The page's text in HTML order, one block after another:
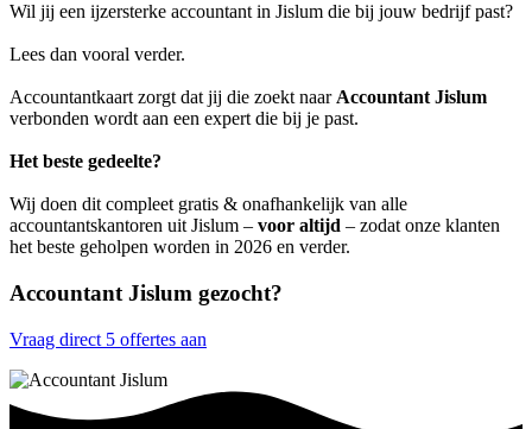
Wil jij een ijzersterke accountant in Jislum die bij jouw bedrijf past?
Lees dan vooral verder.
Accountantkaart zorgt dat jij die zoekt naarAccountant Jislum
verbonden wordt aan een expert die bij je past.
Het beste gedeelte?
Wij doen dit compleet gratis & onafhankelijk van alle
accountantskantoren uit Jislum – voor altijd – zodat onze klanten
het beste geholpen worden in 2026 en verder.
Accountant Jislum gezocht?
Vraag direct 5 offertes aan